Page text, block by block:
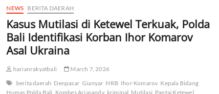
NEWS BERITA DAERAH
Kasus Mutilasi di Ketewel Terkuak, Polda
Bali Identifikasi Korban Ihor Komarov
Asal Ukraina
harianrakyatbali
March 7, 2026
berita daerah Denpasar Gianyar HRB Ihor Komarov Kepala Bidang
Humas Polda Bali Kombes Ariasandy kriminal Mutilasi Pantai Ketewel